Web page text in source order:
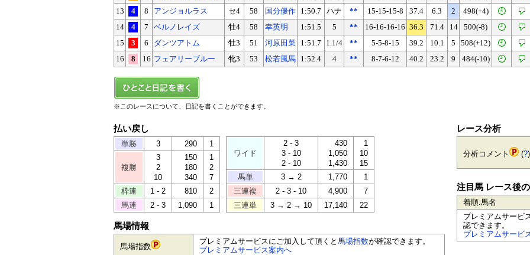
13
4 8 アンジョルラス セ4 58 国分優作 1:50.7 ハナ ** 15-15-15-8 37.4 6.3 2
498(+4)
14
4 7 ベルノレイズ 牡4 58 幸英明 1:51.5 5 ** 16-16-16-16 36.3 71.4 14
500(-8)
15
3 6 ダンツアトム 牡3 51 河原田菜 1:51.7 1.1/4 ** 5-5-8-15 39.2 10.1 5
508(+12)
16
8 16 フェアリーブルー 牝3 53 松若風馬 1:52.4 4 ** 8-7-6-12 40.2 23.2 9 484(-10)
※このレースについて、日記を書くことができます。
払い戻し
単勝 3 290 1
複勝
3
2
10
150
180
340
1
2
7
枠連
1 - 2 810
2
馬連
2 - 3 1,090 1
ワイド
2 - 3
3 - 10
2 - 10
430
1,050
1,430
1
10
15
馬単
3 → 2 1,770
1
三連複
2 - 3 - 10 4,900
7
三連単
3 → 2 → 10 17,140 22
馬場情報
馬場指数
プレミアムサービスにご加入して頂くと 馬場指数が確認できます。
プレミアムサービス案内へ
レース分析
分析コメント (?)
注目馬 レース後
着順:馬名
プレミアムサービ
認できます。
プレミアムサービ